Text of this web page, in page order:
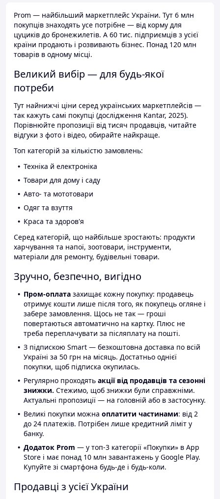
Prom — найбільший маркетплейс України. Тут 6 млн
покупців знаходять усе потрібне — від корму для
цуциків до бронежилетів. А 60 тис. підприємців з усієї
країни продають і розвивають бізнес. Понад 120 млн
товарів в одному місці.
Великий вибір — для будь-якої
потреби
Тут найнижчі ціни серед українських маркетплейсів —
так кажуть самі покупці (дослідження Kantar, 2025).
Порівнюйте пропозиції від тисяч продавців, читайте
відгуки з фото і відео, обирайте найкраще.
Топ категорій за кількістю замовлень:
Техніка й електроніка
Товари для дому і саду
Авто- та мототовари
Одяг та взуття
Краса та здоров'я
Серед категорій, що найбільше зростають: продукти
харчування та напої, зоотовари, інструменти,
матеріали для ремонту, будівельні товари.
Зручно, безпечно, вигідно
Пром-оплата захищає кожну покупку: продавець
отримує кошти лише після того, як покупець огляне і
забере замовлення. Щось не так — гроші
повертаються автоматично на картку. Плюс не
треба переплачувати за післяплату на пошті.
З підпискою Smart — безкоштовна доставка по всій
Україні за 50 грн на місяць. Достатньо однієї
покупки, щоб підписка окупилась.
Регулярно проходять акції від продавців та сезонні
знижки. Стежимо, щоб знижки були справжніми.
Актуальні пропозиції — на головній або в застосунку.
Великі покупки можна оплатити частинами: від 2
до 24 платежів. Потрібен лише кредитний ліміт у
банку.
Додаток Prom — у топ-3 категорії «Покупки» в App
Store і має понад 10 млн завантажень у Google Play.
Купуйте зі смартфона будь-де і будь-коли.
Продавці з усієї України